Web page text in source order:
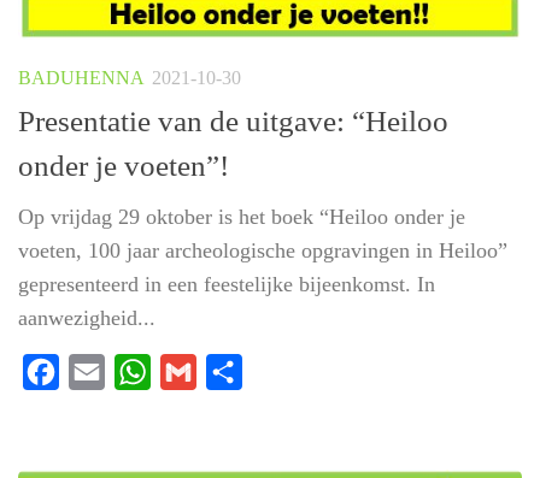
BADUHENNA 2021-10-30
Presentatie van de uitgave: “Heiloo
onder je voeten”!
Op vrijdag 29 oktober is het boek “Heiloo onder je
voeten, 100 jaar archeologische opgravingen in Heiloo”
gepresenteerd in een feestelijke bijeenkomst. In
aanwezigheid...
Facebook
Email WhatsApp
Gmail